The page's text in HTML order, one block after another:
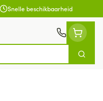
Snelle beschikbaarheid
Zoek